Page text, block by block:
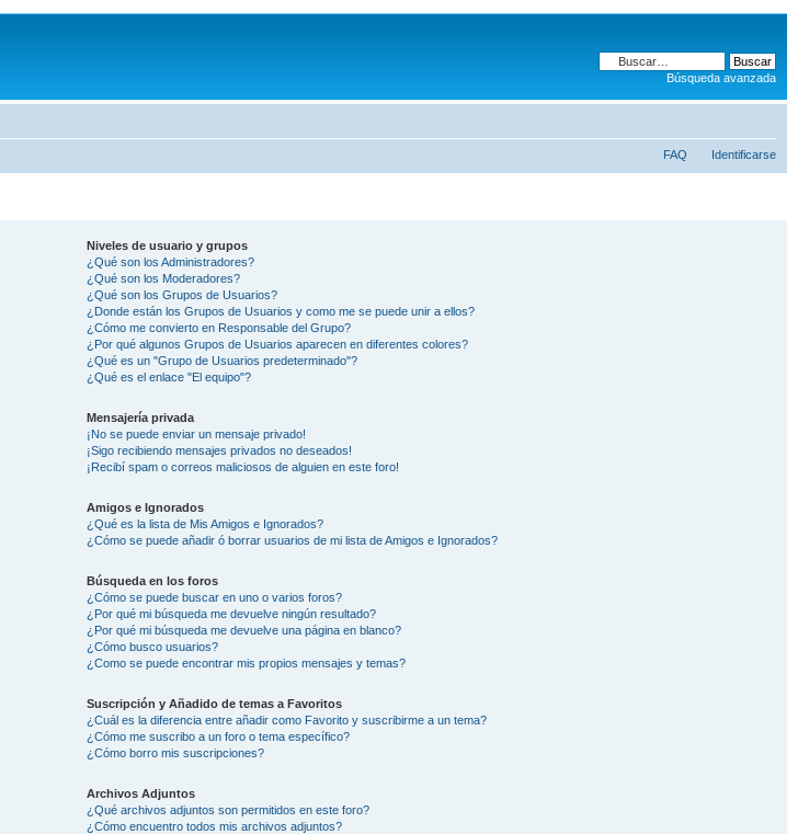
Búsqueda avanzada
FAQ Identificarse
Niveles de usuario y grupos
¿Qué son los Administradores?
¿Qué son los Moderadores?
¿Qué son los Grupos de Usuarios?
¿Donde están los Grupos de Usuarios y como me se puede unir a ellos?
¿Cómo me convierto en Responsable del Grupo?
¿Por qué algunos Grupos de Usuarios aparecen en diferentes colores?
¿Qué es un "Grupo de Usuarios predeterminado"?
¿Qué es el enlace "El equipo"?
Mensajería privada
¡No se puede enviar un mensaje privado!
¡Sigo recibiendo mensajes privados no deseados!
¡Recibí spam o correos maliciosos de alguien en este foro!
Amigos e Ignorados
¿Qué es la lista de Mis Amigos e Ignorados?
¿Cómo se puede añadir ó borrar usuarios de mi lista de Amigos e Ignorados?
Búsqueda en los foros
¿Cómo se puede buscar en uno o varios foros?
¿Por qué mi búsqueda me devuelve ningún resultado?
¿Por qué mi búsqueda me devuelve una página en blanco?
¿Cómo busco usuarios?
¿Como se puede encontrar mis propios mensajes y temas?
Suscripción y Añadido de temas a Favoritos
¿Cuál es la diferencia entre añadir como Favorito y suscribirme a un tema?
¿Cómo me suscribo a un foro o tema específico?
¿Cómo borro mis suscripciones?
Archivos Adjuntos
¿Qué archivos adjuntos son permitidos en este foro?
¿Cómo encuentro todos mis archivos adjuntos?